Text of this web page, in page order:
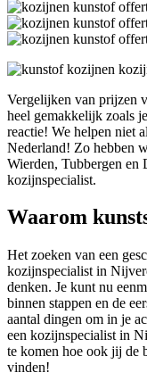
Vergelijken van prijzen
heel gemakkelijk zoals
reactie! We helpen niet
Nederland! Zo hebben
Wierden, Tubbergen en
kozijnspecialist.
Waarom
Het zoeken van een
kozijnspecialist in
denken. Je kunt nu
binnen stappen en de
aantal dingen om in je
een kozijnspecialist in
te komen hoe ook jij de
vinden!